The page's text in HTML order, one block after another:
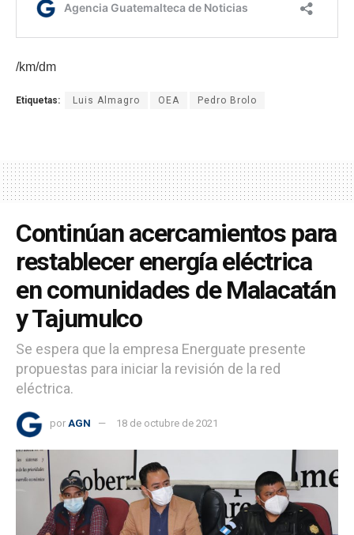
/km/dm
Etiquetas: Luis Almagro OEA Pedro Brolo
Continúan acercamientos para
restablecer energía eléctrica
en comunidades de Malacatán
y Tajumulco
Se espera que la empresa Energuate presente
propuestas para iniciar la revisión de la red
eléctrica.
por AGN 18 de octubre de 2021